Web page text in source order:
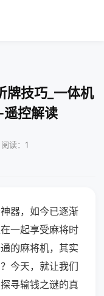
牌技巧_一体机
遥控解读
读：1
器，如今已逐渐
一起享受麻将时
的麻将机，其实
今天，就让我们
寻输钱之谜的真